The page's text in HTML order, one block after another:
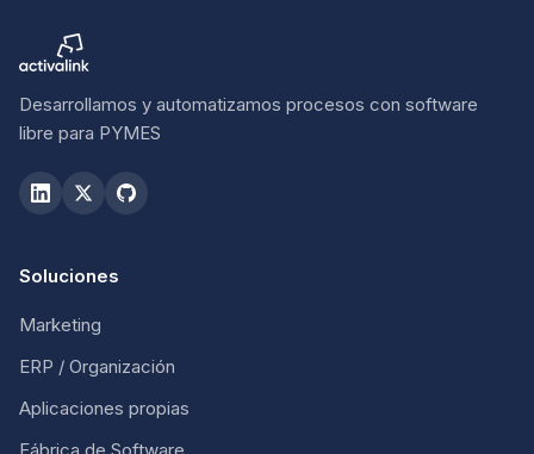
Desarrollamos y automatizamos procesos con software
libre para PYMES
Soluciones
Marketing
ERP / Organización
Aplicaciones propias